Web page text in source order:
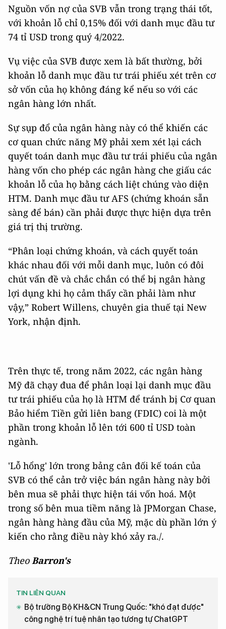
Nguồn vốn nợ của SVB vẫn trong trạng thái tốt,
với khoản lỗ chỉ 0,15% đối với danh mục đầu tư
74 tỉ USD trong quý 4/2022.
Vụ việc của SVB được xem là bất thường, bởi
khoản lỗ danh mục đầu tư trái phiếu xét trên cơ
sở vốn của họ không đáng kể nếu so với các
ngân hàng lớn nhất.
Sự sụp đổ của ngân hàng này có thể khiến các
cơ quan chức năng Mỹ phải xem xét lại cách
quyết toán danh mục đầu tư trái phiếu của ngân
hàng vốn cho phép các ngân hàng che giấu các
khoản lỗ của họ bằng cách liệt chúng vào diện
HTM. Danh mục đầu tư AFS (chứng khoán sẵn
sàng để bán) cần phải được thực hiện dựa trên
giá trị thị trường.
“Phân loại chứng khoán, và cách quyết toán
khác nhau đối với mỗi danh mục, luôn có đôi
chút vấn đề và chắc chắn có thể bị ngân hàng
lợi dụng khi họ cảm thấy cần phải làm như
vậy,” Robert Willens, chuyên gia thuế tại New
York, nhận định.
Trên thực tế, trong năm 2022, các ngân hàng
Mỹ đã chạy đua để phân loại lại danh mục đầu
tư trái phiếu của họ là HTM để tránh bị Cơ quan
Bảo hiểm Tiền gửi liên bang (FDIC) coi là một
phần trong khoản lỗ lên tới 600 tỉ USD toàn
ngành.
'Lỗ hổng' lớn trong bảng cân đối kế toán của
SVB có thể cản trở việc bán ngân hàng này bởi
bên mua sẽ phải thực hiện tái vốn hoá. Một
trong số bên mua tiềm năng là JPMorgan Chase,
ngân hàng hàng đầu của Mỹ, mặc dù phần lớn ý
kiến cho rằng điều này khó xảy ra./.
TheoBarron's
TIN LIÊN QUAN
Bộ trưởng Bộ KH&CN Trung Quốc: "khó đạt được"
công nghệ trí tuệ nhân tạo tương tự ChatGPT